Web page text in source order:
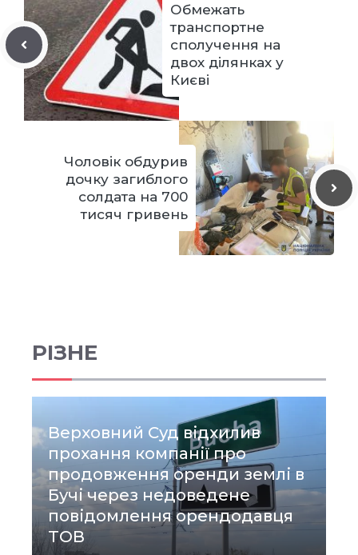
Обмежать
транспортне
сполучення на
двох ділянках у
Києві
Чоловік обдурив
дочку загиблого
солдата на 700
тисяч гривень
РІЗНЕ
Верховний Суд відхилив
прохання компанії про
продовження оренди землі в
Бучі через недоведене
повідомлення орендодавця
ТОВ